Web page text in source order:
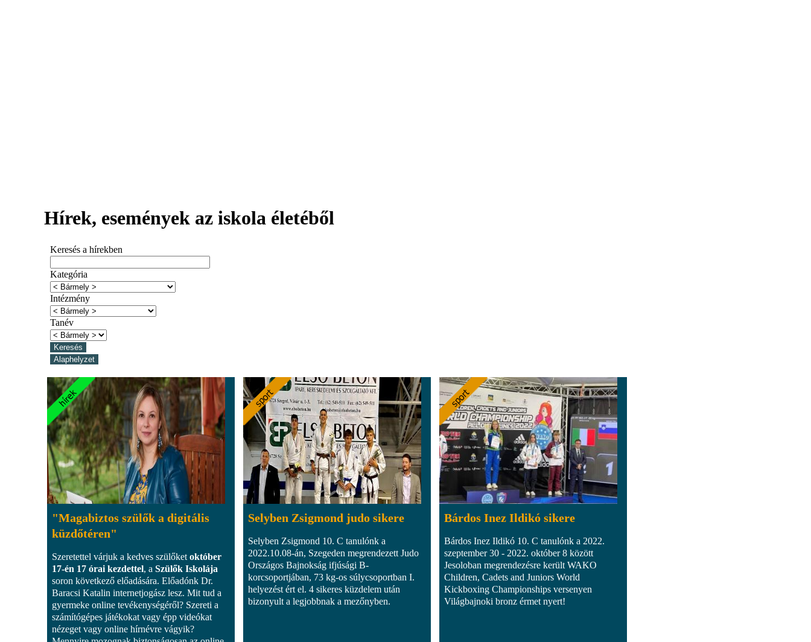
Hírek, események az iskola életéből
Keresés a hírekben
Kategória
Intézmény
Tanév
"Magabiztos szülők a digitális
küzdőtéren"
Szeretettel várjuk a kedves szülőket október
17-én 17 órai kezdettel, a Szülők Iskolája
soron következő előadására. Előadónk Dr.
Baracsi Katalin internetjogász lesz. Mit tud a
gyermeke online tevékenységéről? Szereti a
számítógépes játékokat vagy épp videókat
nézeget vagy online hírnévre vágyik?
Selyben Zsigmond judo sikere
Selyben Zsigmond 10. C tanulónk a
2022.10.08-án, Szegeden megrendezett Judo
Országos Bajnokság ifjúsági B-
korcsoportjában, 73 kg-os súlycsoportban I.
helyezést ért el. 4 sikeres küzdelem után
bizonyult a legjobbnak a mezőnyben.
Bárdos Inez Ildikó sikere
Bárdos Inez Ildikó 10. C tanulónk a 2022.
szeptember 30 - 2022. október 8 között
Jesoloban megrendezésre került WAKO
Children, Cadets and Juniors World
Kickboxing Championships versenyen
Világbajnoki bronz érmet nyert!